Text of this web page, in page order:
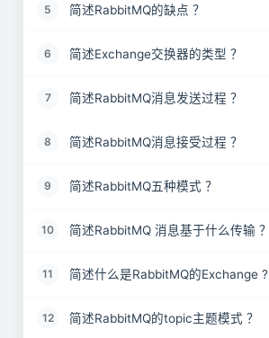
5 简述RabbitMQ的缺点 ？
6 简述Exchange交换器的类型 ？
7 简述RabbitMQ消息发送过程 ？
8 简述RabbitMQ消息接受过程 ？
9 简述RabbitMQ五种模式 ？
10 简述RabbitMQ 消息基于什么传输 ？
11 简述什么是RabbitMQ的Exchange ?
12 简述RabbitMQ的topic主题模式 ？